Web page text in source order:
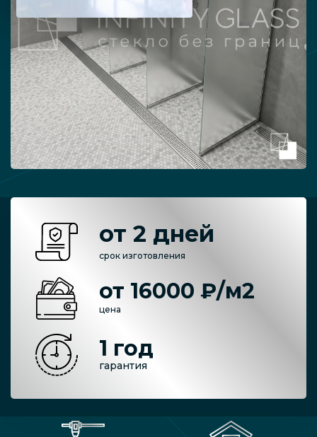
от 2 дней
срок изготовления
от 16000 ₽/м2
цена
1 год
гарантия